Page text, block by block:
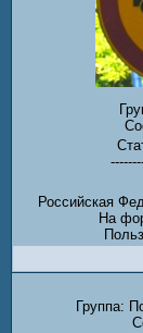
Российская
На
Группа: